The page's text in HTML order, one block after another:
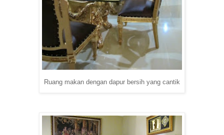
Ruang makan dengan dapur bersih yang cantik